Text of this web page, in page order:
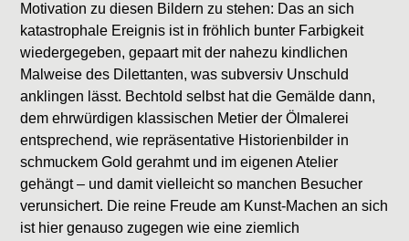
Motivation zu diesen Bildern zu stehen: Das an sich
katastrophale Ereignis ist in fröhlich bunter Farbigkeit
wiedergegeben, gepaart mit der nahezu kindlichen
Malweise des Dilettanten, was subversiv Unschuld
anklingen lässt. Bechtold selbst hat die Gemälde dann,
dem ehrwürdigen klassischen Metier der Ölmalerei
entsprechend, wie repräsentative Historienbilder in
schmuckem Gold gerahmt und im eigenen Atelier
gehängt – und damit vielleicht so manchen Besucher
verunsichert. Die reine Freude am Kunst-Machen an sich
ist hier genauso zugegen wie eine ziemlich